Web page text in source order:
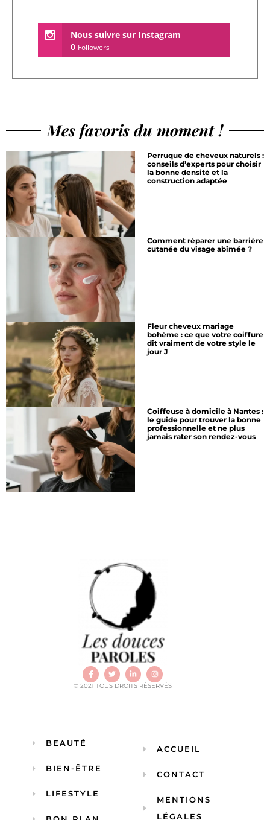
Nous suivre sur Instagram
0 Followers
Mes favoris du moment !
Perruque de cheveux naturels :
conseils d’experts pour choisir
la bonne densité et la
construction adaptée
Comment réparer une barrière
cutanée du visage abîmée ?
Fleur cheveux mariage
bohème : ce que votre coiffure
dit vraiment de votre style le
jour J
Coiffeuse à domicile à Nantes :
le guide pour trouver la bonne
professionnelle et ne plus
jamais rater son rendez-vous
© 2021 TOUS DROITS RÉSERVÉS
BEAUTÉ
BIEN-ÊTRE
LIFESTYLE
ACCUEIL
CONTACT
MENTIONS
LÉGALES